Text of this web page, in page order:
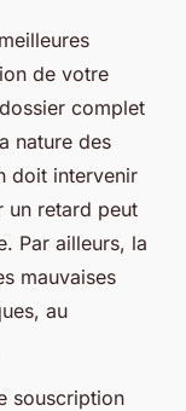
de votre
complet
nature des
doit intervenir
un retard peut
Par ailleurs, la
mauvaises
au
souscription